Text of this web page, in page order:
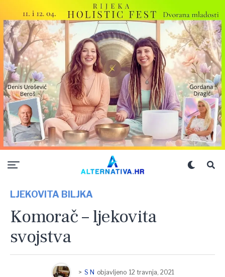
LJEKOVITA BILJKA
Komorač – ljekovita
svojstva
> S N objavljeno 12 travnja, 2021